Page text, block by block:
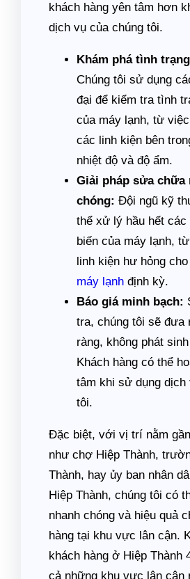
khách hàng yên tâm hơn
dịch vụ của chúng tôi.
Khám phá tình
Chúng tôi sử dụng
đại để kiểm tra tình
của máy lạnh, từ
các linh kiện bên
nhiệt độ và độ ẩm.
Giải pháp sửa chữa
chóng: Đội ngũ kỹ
thể xử lý hầu hết
biến của máy lạnh,
linh kiện hư hỏng cho
máy lạnh định kỳ.
Báo giá minh bạch:
tra, chúng tôi sẽ đưa
ràng, không phát
Khách hàng có thể
tâm khi sử dụng dịch
tôi.
Đặc biệt, với vị trí nằm
như chợ Hiệp Thành,
Thành, hay ủy ban nhân
Hiệp Thành, chúng tôi có
nhanh chóng và hiệu quả
hàng tại khu vực lân cận.
khách hàng ở Hiệp Thành
cả những khu vực lân cận